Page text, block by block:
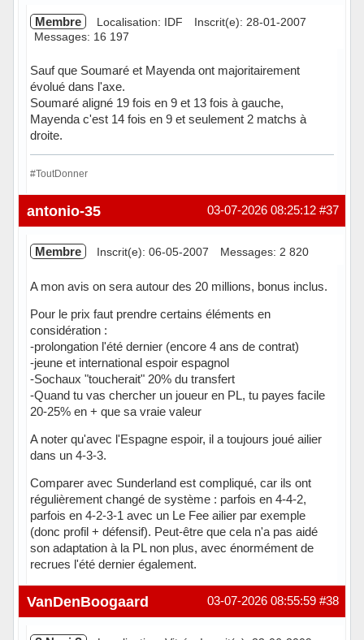
Membre Localisation: IDF
Inscrit(e): 28-01-2007
Messages: 16 197
Sauf que Soumaré et Mayenda ont majoritairement
évolué dans l'axe.
Soumaré aligné 19 fois en 9 et 13 fois à gauche,
Mayenda c'est 14 fois en 9 et seulement 2 matchs à
droite.
#ToutDonner
Hors ligne #37
03-07-2026 08:25:12
antonio-35
Membre Inscrit(e): 06-05-2007 Messages: 2 820
A mon avis on sera autour des 20 millions, bonus inclus.
Pour le prix faut prendre certains éléments en
considération :
-prolongation l'été dernier (encore 4 ans de contrat)
-jeune et international espoir espagnol
-Sochaux "toucherait" 20% du transfert
-Quand tu vas chercher un joueur en PL, tu payes facile
20-25% en + que sa vraie valeur
A noter qu'avec l'Espagne espoir, il a toujours joué ailier
dans un 4-3-3.
Comparer avec Sunderland est compliqué, car ils ont
régulièrement changé de système : parfois en 4-4-2,
parfois en 4-2-3-1 avec un Le Fee ailier par exemple
(donc profil + défensif). Peut-être que cela n'a pas aidé
son adaptation à la PL non plus, avec énormément de
recrues l'été dernier également.
Hors ligne #38
03-07-2026 08:55:59
VanDenBoogaard